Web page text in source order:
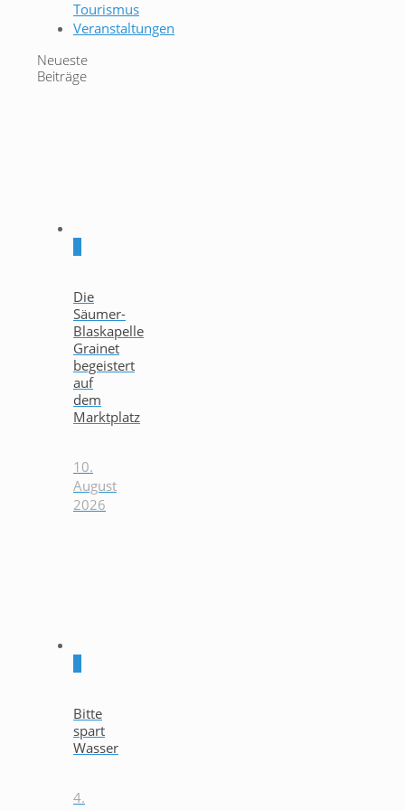
Tourismus
Veranstaltungen
Neueste
Beiträge
Die
Säumer-
Blaskapelle
Grainet
begeistert
auf
dem
Marktplatz
10.
August
2026
Bitte
spart
Wasser
4.